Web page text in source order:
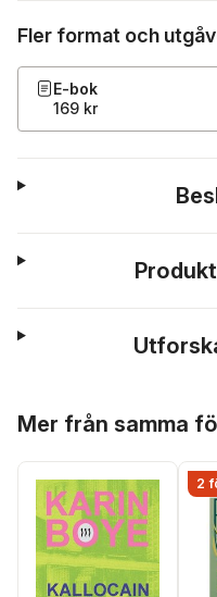
Fler format och
E-bok
169 kr
Mer från samma
2